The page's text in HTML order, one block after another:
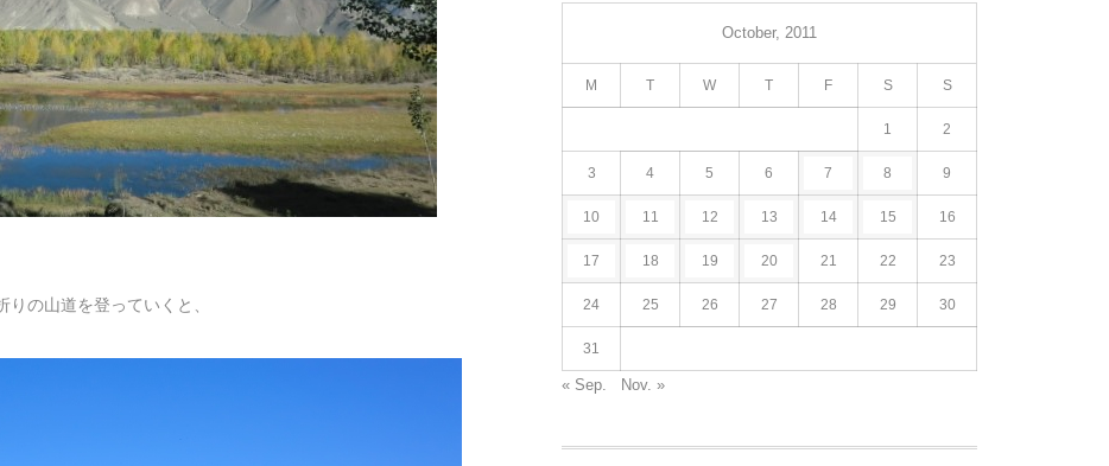
の山道を登っていくと、
October, 2011
M T W T F S S
1 2
3 4 5 6 7 8 9
10 11 12 13 14 15 16
17 18 19 20 21 22 23
24 25 26 27 28 29 30
31
« Sep. Nov. »